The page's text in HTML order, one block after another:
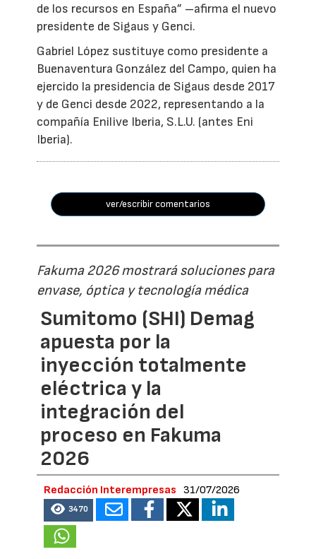
de los recursos en España” –afirma el nuevo
presidente de Sigaus y Genci.
Gabriel López sustituye como presidente a
Buenaventura González del Campo, quien ha
ejercido la presidencia de Sigaus desde 2017
y de Genci desde 2022, representando a la
compañía Enilive Iberia, S.L.U. (antes Eni
Iberia).
ver/escribir comentarios
Fakuma 2026 mostrará soluciones para
envase, óptica y tecnología médica
Sumitomo (SHI) Demag
apuesta por la
inyección totalmente
eléctrica y la
integración del
proceso en Fakuma
2026
Redacción Interempresas 31/07/2026
3470